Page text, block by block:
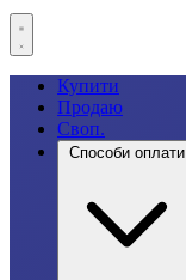
Купити
Продаю
Своп.
Способи оплати